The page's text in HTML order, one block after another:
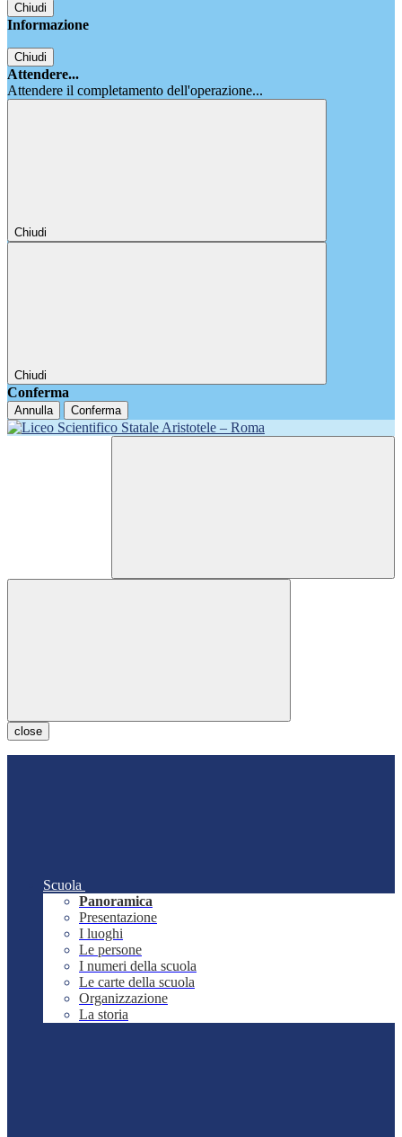
Chiudi
Informazione
Chiudi
Attendere...
Attendere il completamento dell'operazione...
Chiudi
Chiudi
Conferma
Annulla Conferma
close
Scuola
Panoramica
Presentazione
I luoghi
Le persone
I numeri della scuola
Le carte della scuola
Organizzazione
La storia